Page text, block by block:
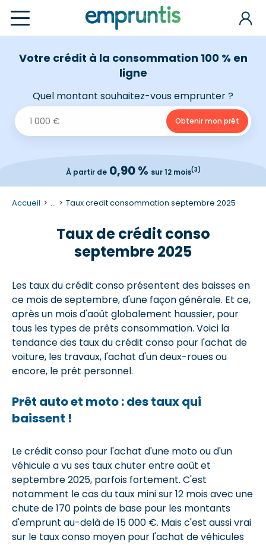
Votre crédit à la consommation 100 % en
ligne
Quel montant souhaitez-vous emprunter ?
À partir de0,90 % sur 12 mois(3)
Accueil ... Taux credit consommation septembre 2025
Taux de crédit conso
septembre 2025
Les taux du crédit conso présentent des baisses en
ce mois de septembre, d'une façon générale. Et ce,
après un mois d'août globalement haussier, pour
tous les types de prêts consommation. Voici la
tendance des taux du crédit conso pour l'achat de
voiture, les travaux, l'achat d'un deux-roues ou
encore, le prêt personnel.
Prêt auto et moto : des taux qui
baissent !
Le crédit conso pour l'achat d'une moto ou d'un
véhicule a vu ses taux chuter entre août et
septembre 2025, parfois fortement. C'est
notamment le cas du taux mini sur 12 mois avec une
chute de 170 points de base pour les montants
d'emprunt au-delà de 15 000 €. Mais c'est aussi vrai
sur le taux conso moyen pour l'achat de véhicules